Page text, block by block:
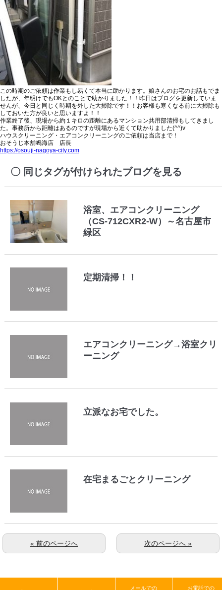
この時期のご依頼は作業もし易くて本当に助かります。娘さんのお宅のお話もでま
したが、年明けでもOKとのことで助かりました！！昨日はブログを更新していま
せんが、今日と同じく時期を外した大掃除です！！ お客様も寒くなる前に大掃除も
しておいた方が良いと思いますよ！！
作業終了後、現場から約１キロの距離にあるマンション共用部清掃もしてきまし
た。事務所から距離はあるのですが現場から近くて助かりました(^^)v
ハウスクリーニング・エアコンクリーニングのご依頼は当店まで！
おそうじ本舗鳴海店 店長
https://osouji-nagoya-city.com
同じタグが付けられたブログを見る
浴室、エアコンクリーニング
（CS-712CXR2-W）～名古屋市
緑区
定期清掃！！
エアコンクリーニング→浴室クリ
ーニング
立派なお宅でした。
在宅まるごとクリーニング
次のページへ »
« 前のページへ
メールでの お電話での